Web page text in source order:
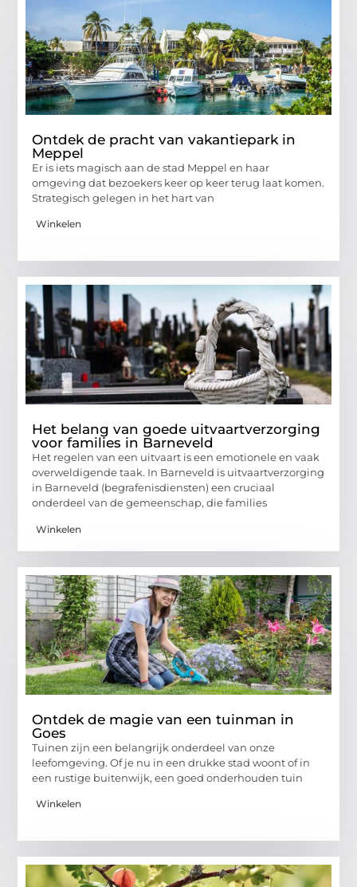
Ontdek de pracht van vakantiepark in
Meppel
Er is iets magisch aan de stad Meppel en haar
omgeving dat bezoekers keer op keer terug laat komen.
Strategisch gelegen in het hart van
Winkelen
Het belang van goede uitvaartverzorging
voor families in Barneveld
Het regelen van een uitvaart is een emotionele en vaak
overweldigende taak. In Barneveld is uitvaartverzorging
in Barneveld (begrafenisdiensten) een cruciaal
onderdeel van de gemeenschap, die families
Winkelen
Ontdek de magie van een tuinman in
Goes
Tuinen zijn een belangrijk onderdeel van onze
leefomgeving. Of je nu in een drukke stad woont of in
een rustige buitenwijk, een goed onderhouden tuin
Winkelen